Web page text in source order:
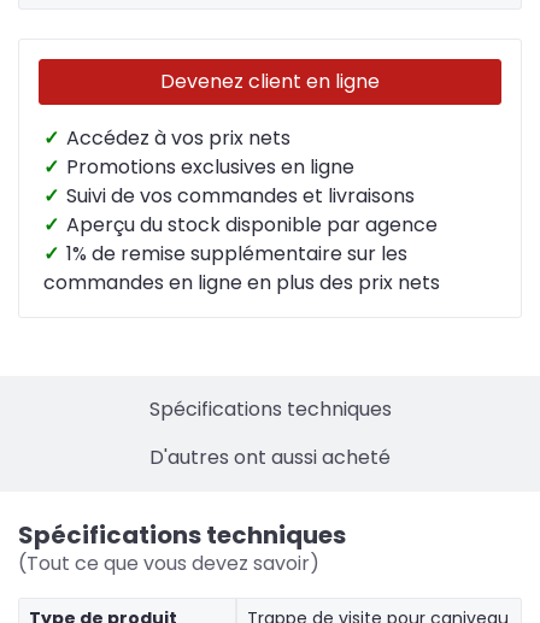
Devenez client en ligne
✓ Accédez à vos prix nets
✓ Promotions exclusives en ligne
✓ Suivi de vos commandes et livraisons
✓ Aperçu du stock disponible par agence
✓ 1% de remise supplémentaire sur les
commandes en ligne en plus des prix nets
Spécifications techniques
D'autres ont aussi acheté
Spécifications techniques
(Tout ce que vous devez savoir)
Type de produit
Trappe de visite pour caniveau